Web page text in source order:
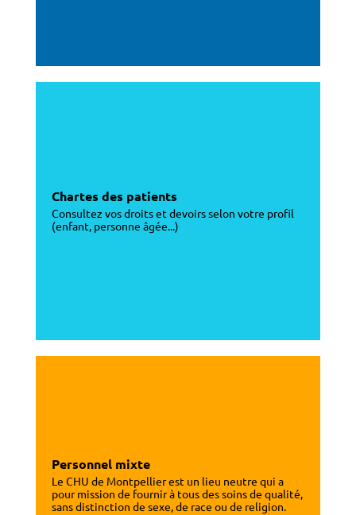
Chartes des patients
Consultez vos droits et devoirs selon votre profil
(enfant, personne âgée...)
Personnel mixte
Le CHU de Montpellier est un lieu neutre qui a
pour mission de fournir à tous des soins de qualité,
sans distinction de sexe, de race ou de religion.